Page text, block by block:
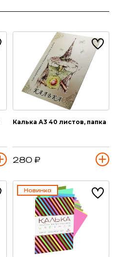
Калька А3 40 листов, папка
280 ₽
Новинка